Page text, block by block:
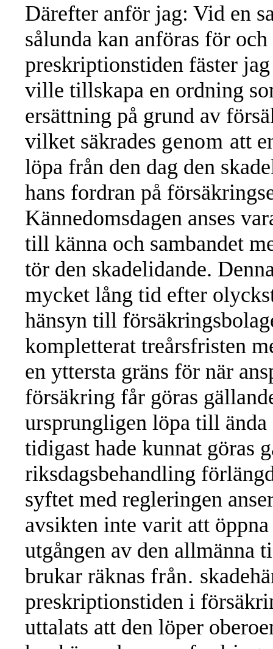
Därefter anför jag: Vid en
sålunda kan anföras för
preskriptionstiden fäster
ville tillskapa en ordning
ersättning på grund av
vilket säkrades genom att
löpa från den dag den
hans fordran på
Kännedomsdagen anses
till känna och sambandet
tör den skadelidande.
mycket lång tid efter
hänsyn till
kompletterat treårsfristen
en yttersta gräns för när
försäkring får göras
ursprungligen löpa till
tidigast hade kunnat göras
riksdagsbehandling
syftet med regleringen
avsikten inte varit att
utgången av den allmänna
brukar räknas från.
preskriptionstiden i
uttalats att den löper